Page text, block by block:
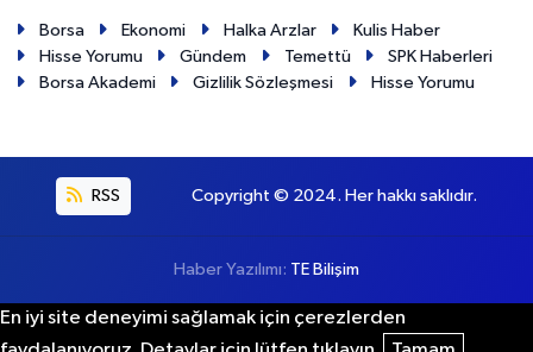
Borsa Ekonomi Halka Arzlar
Kulis Haber
Hisse Yorumu
Gündem Temettü
SPK Haberleri
Borsa Akademi
Gizlilik Sözleşmesi Hisse Yorumu
RSS Copyright © 2024. Her hakkı saklıdır.
Haber Yazılımı: TE Bilişim
En iyi site deneyimi sağlamak için çerezlerden